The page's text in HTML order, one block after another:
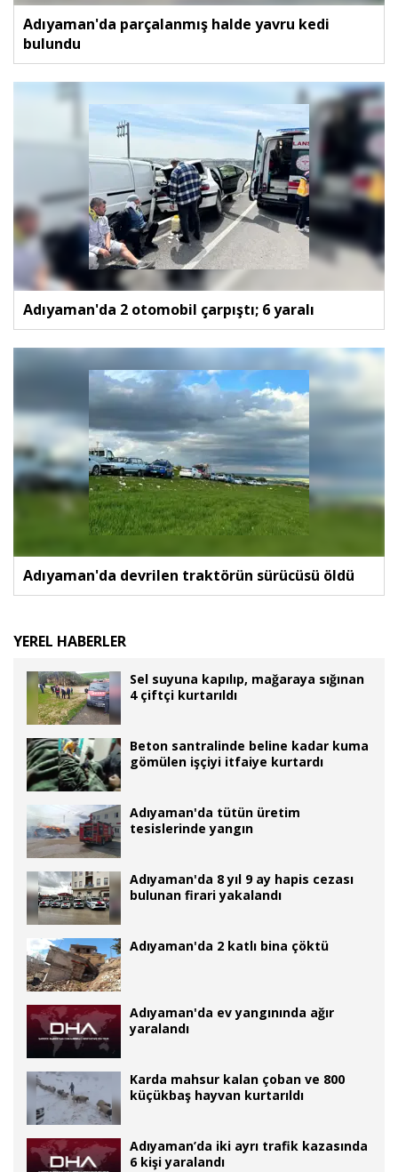
Adıyaman'da parçalanmış halde yavru kedi
bulundu
Adıyaman'da 2 otomobil çarpıştı; 6 yaralı
Adıyaman'da devrilen traktörün sürücüsü öldü
YEREL HABERLER
Sel suyuna kapılıp, mağaraya sığınan
4 çiftçi kurtarıldı
Beton santralinde beline kadar kuma
gömülen işçiyi itfaiye kurtardı
Adıyaman'da tütün üretim
tesislerinde yangın
Adıyaman'da 8 yıl 9 ay hapis cezası
bulunan firari yakalandı
Adıyaman'da 2 katlı bina çöktü
Adıyaman'da ev yangınında ağır
yaralandı
Karda mahsur kalan çoban ve 800
küçükbaş hayvan kurtarıldı
Adıyaman’da iki ayrı trafik kazasında
6 kişi yaralandı